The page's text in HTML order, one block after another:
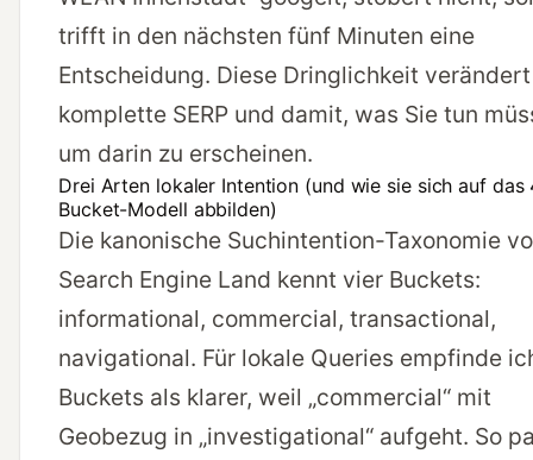
trifft in den nächsten fünf Minuten eine
Entscheidung. Diese Dringlichkeit
komplette SERP und damit, was Sie tun
um darin zu erscheinen.
Drei Arten lokaler Intention (und wie sie sich auf das
Bucket-Modell abbilden)
Die kanonische Suchintention-Taxonomie
Search Engine Land kennt vier Buckets:
informational, commercial, transactional,
navigational. Für lokale Queries empfinde
Buckets als klarer, weil „commercial“ mit
Geobezug in „investigational“ aufgeht. So